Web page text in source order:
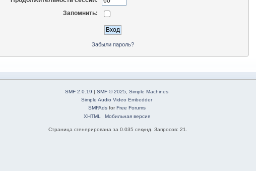
Запомнить:
Забыли пароль?
SMF 2.0.19 | SMF © 2025
Simple Machines
Simple Audio Video Embedder
SMFAdsforFree Forums
XHTML
Мобильная версия
Страница сгенерирована за 0.035 секунд. Запросов: 21.